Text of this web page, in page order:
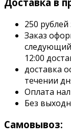
250
Заказ
12:00
доставка
течении
Оплата
Без
Самовывоз: